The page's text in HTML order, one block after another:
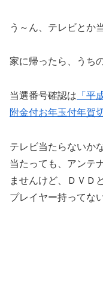
う～ん、テレビとか
家に帰ったら、うち
当選番号確認は 「平
附金付お年玉付年賀
テレビ当たらないか
当たっても、アンテ
ませんけど、ＤＶＤ
プレイヤー持ってな